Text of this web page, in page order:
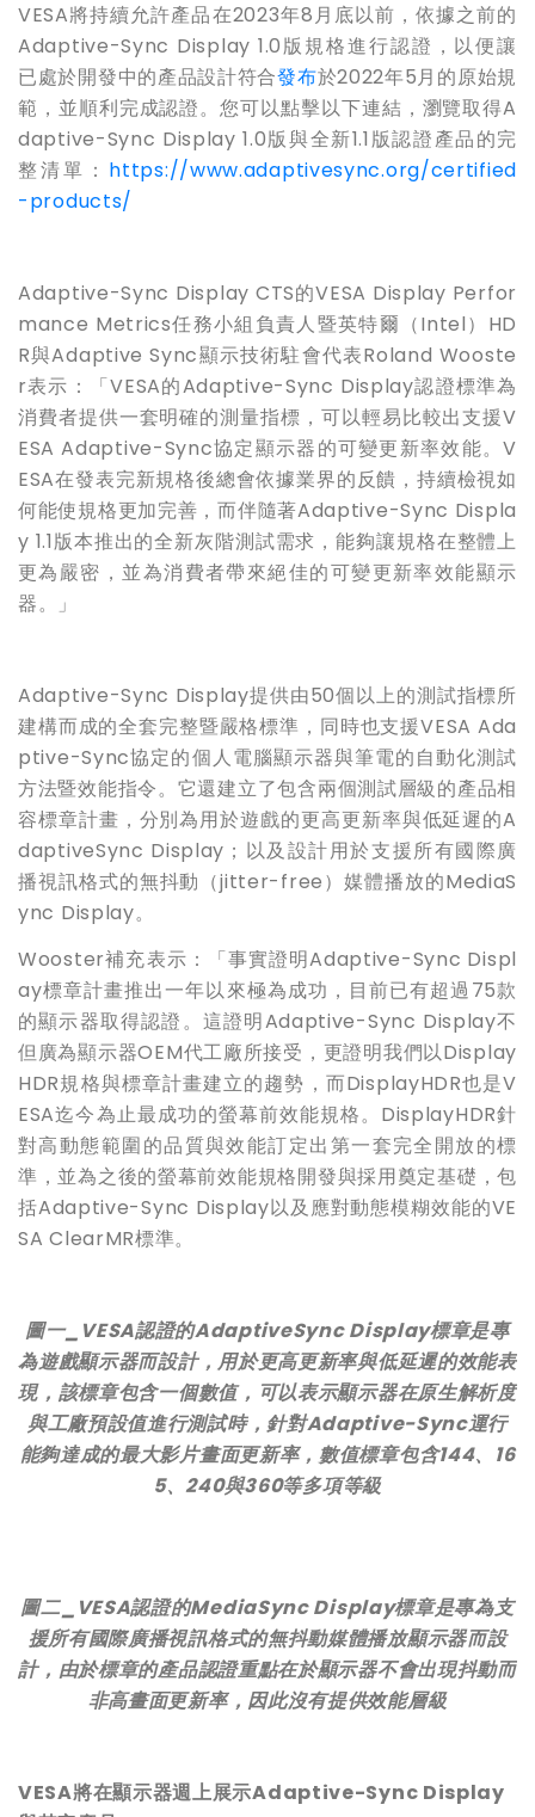
VESA將持續允許產品在2023年8月底以前，依據之前的
Adaptive-Sync Display 1.0版規格進行認證，以便讓
已處於開發中的產品設計符合發布於2022年5月的原始規
範，並順利完成認證。您可以點擊以下連結，瀏覽取得A
daptive-Sync Display 1.0版與全新1.1版認證產品的完
整清單： https://www.adaptivesync.org/certified
-products/
Adaptive-Sync Display CTS的VESA Display Perfor
mance Metrics任務小組負責人暨英特爾（Intel） HD
R與Adaptive Sync顯示技術駐會代表Roland Wooste
r表示：「VESA的Adaptive-Sync Display認證標準為
消費者提供一套明確的測量指標，可以輕易比較出支援V
ESA Adaptive-Sync協定顯示器的可變更新率效能。V
ESA在發表完新規格後總會依據業界的反饋，持續檢視如
何能使規格更加完善，而伴隨著Adaptive-Sync Displa
y 1.1版本推出的全新灰階測試需求，能夠讓規格在整體上
更為嚴密，並為消費者帶來絕佳的可變更新率效能顯示
器。」
Adaptive-Sync Display提供由50個以上的測試指標所
建構而成的全套完整暨嚴格標準，同時也支援VESA Ada
ptive-Sync協定的個人電腦顯示器與筆電的自動化測試
方法暨效能指令。它還建立了包含兩個測試層級的產品相
容標章計畫，分別為用於遊戲的更高更新率與低延遲的A
daptiveSync Display ；以及設計用於支援所有國際廣
播視訊格式的無抖動（jitter-free）媒體播放的MediaS
ync Display。
Wooster補充表示：「事實證明Adaptive-Sync Displ
ay標章計畫推出一年以來極為成功，目前已有超過75款
的顯示器取得認證。這證明Adaptive-Sync Display不
但廣為顯示器OEM代工廠所接受，更證明我們以Display
HDR規格與標章計畫建立的趨勢，而DisplayHDR也是V
ESA迄今為止最成功的螢幕前效能規格。 DisplayHDR針
對高動態範圍的品質與效能訂定出第一套完全開放的標
準，並為之後的螢幕前效能規格開發與採用奠定基礎，包
括Adaptive-Sync Display以及應對動態模糊效能的VE
SA ClearMR標準。
圖一_VESA認證的AdaptiveSync Display標章是專
為遊戲顯示器而設計，用於更高更新率與低延遲的效能表
現，該標章包含一個數值，可以表示顯示器在原生解析度
與工廠預設值進行測試時，針對Adaptive-Sync運行
能夠達成的最大影片畫面更新率，數值標章包含144、 16
5、240與360等多項等級
圖二_VESA認證的MediaSync Display標章是專為支
援所有國際廣播視訊格式的無抖動媒體播放顯示器而設
計，由於標章的產品認證重點在於顯示器不會出現抖動而
非高畫面更新率，因此沒有提供效能層級
VESA將在顯示器週上展示Adaptive-Sync Display